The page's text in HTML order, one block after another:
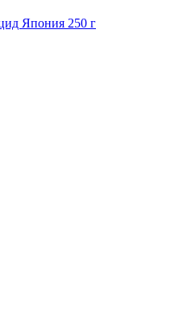
Япония 250 г